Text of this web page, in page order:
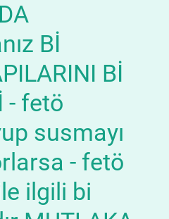
Bİ
Bİ
- fetö
susmayı
- fetö
ilgili bi